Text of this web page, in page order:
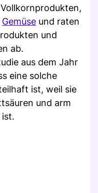
Gemüse und raten
und
ab.
aus dem Jahr
eine solche
ist, weil sie
und arm